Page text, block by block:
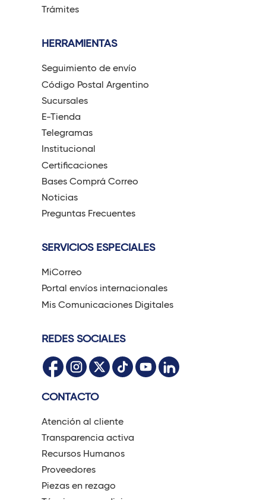
Trámites
HERRAMIENTAS
Seguimiento de envío
Código Postal Argentino
Sucursales
E-Tienda
Telegramas
Institucional
Certificaciones
Bases Comprá Correo
Noticias
Preguntas Frecuentes
SERVICIOS ESPECIALES
MiCorreo
Portal envíos internacionales
Mis Comunicaciones Digitales
REDES SOCIALES
CONTACTO
Atención al cliente
Transparencia activa
Recursos Humanos
Proveedores
Piezas en rezago